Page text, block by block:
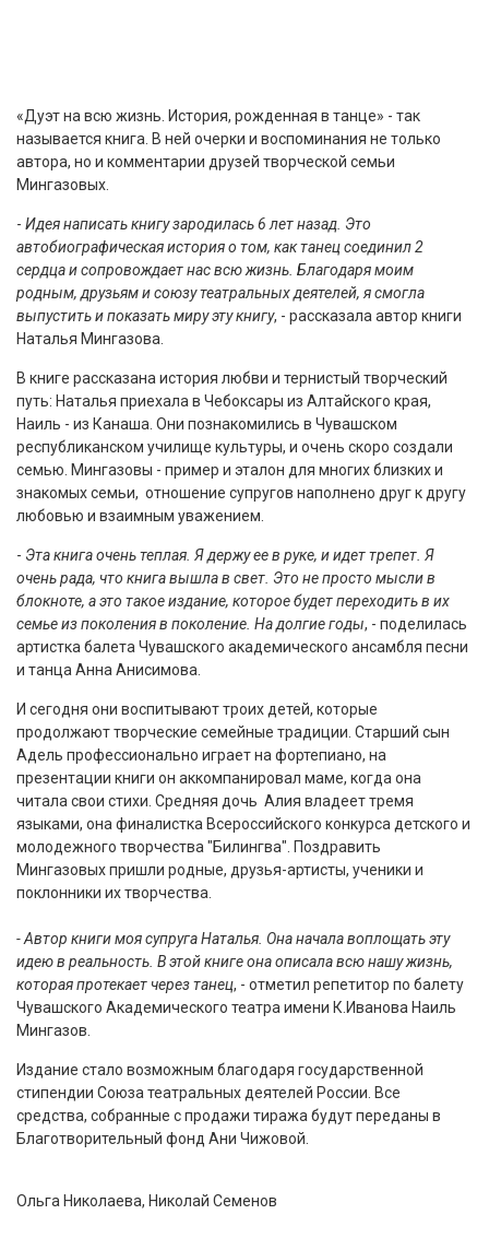
«Дуэт на всю жизнь. История, рожденная в танце» - так
называется книга. В ней очерки и воспоминания не только
автора, но и комментарии друзей творческой семьи
Мингазовых.
- Идея написать книгу зародилась 6 лет назад. Это
автобиографическая история о том, как танец соединил 2
сердца и сопровождает нас всю жизнь. Благодаря моим
родным, друзьям и союзу театральных деятелей, я смогла
выпустить и показать миру эту книгу, - рассказала автор книги
Наталья Мингазова.
В книге рассказана история любви и тернистый творческий
путь: Наталья приехала в Чебоксары из Алтайского края,
Наиль - из Канаша. Они познакомились в Чувашском
республиканском училище культуры, и очень скоро создали
семью. Мингазовы - пример и эталон для многих близких и
знакомых семьи, отношение супругов наполнено друг к другу
любовью и взаимным уважением.
- Эта книга очень теплая. Я держу ее в руке, и идет трепет. Я
очень рада, что книга вышла в свет. Это не просто мысли в
блокноте, а это такое издание, которое будет переходить в их
семье из поколения в поколение. На долгие годы, - поделилась
артистка балета Чувашского академического ансамбля песни
и танца Анна Анисимова.
И сегодня они воспитывают троих детей, которые
продолжают творческие семейные традиции. Старший сын
Адель профессионально играет на фортепиано, на
презентации книги он аккомпанировал маме, когда она
читала свои стихи. Средняя дочь Алия владеет тремя
языками, она финалистка Всероссийского конкурса детского и
молодежного творчества "Билингва". Поздравить
Мингазовых пришли родные, друзья-артисты, ученики и
поклонники их творчества.
- Автор книги моя супруга Наталья. Она начала воплощать эту
идею в реальность. В этой книге она описала всю нашу жизнь,
которая протекает через танец, - отметил репетитор по балету
Чувашского Академического театра имени К.Иванова Наиль
Мингазов.
Издание стало возможным благодаря государственной
стипендии Союза театральных деятелей России. Все
средства, собранные с продажи тиража будут переданы в
Благотворительный фонд Ани Чижовой.
Ольга Николаева, Николай Семенов